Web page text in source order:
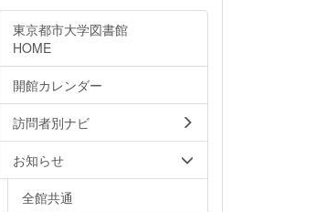
東京都市大学図書館
HOME
開館カレンダー
訪問者別ナビ
お知らせ
全館共通